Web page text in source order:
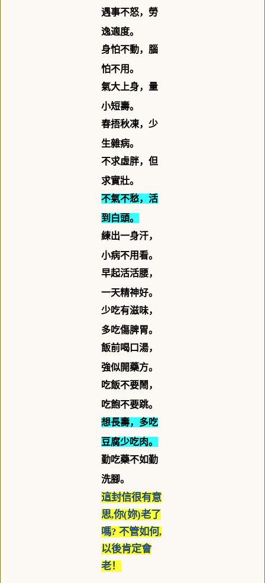
遇事不怒，勞
逸適度。
身怕不動，腦
怕不用。
氣大上身，量
小短壽。
春捂秋凍，少
生雜病。
不求虛胖，但
求實壯。
不氣不愁，活
到白頭。
練出一身汗，
小病不用看。
早起活活腰，
一天精神好。
少吃有滋味，
多吃傷脾胃。
飯前喝口湯，
強似開藥方。
吃飯不要鬧，
吃飽不要跳。
想長壽，多吃
豆腐少吃肉。
勤吃藥不如勤
洗腳。
這封信很有意
思,你(妳)老了
嗎? 不管如何,
以後肯定會
老！